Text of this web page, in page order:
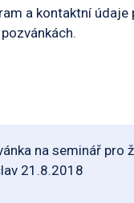
a kontaktní údaje
na seminář pro
21.8.2018